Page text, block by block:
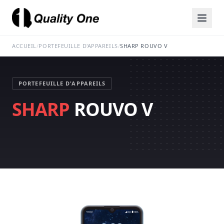
ACCUEIL/PORTEFEUILLE D'APPAREILS/SHARP ROUVO V
PORTEFEUILLE D'APPAREILS
SHARP ROUVO V